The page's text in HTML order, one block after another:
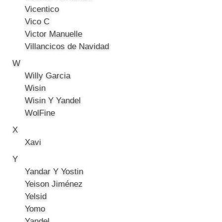
Vicentico
Vico C
Victor Manuelle
Villancicos de Navidad
W
Willy Garcia
Wisin
Wisin Y Yandel
WolFine
X
Xavi
Y
Yandar Y Yostin
Yeison Jiménez
Yelsid
Yomo